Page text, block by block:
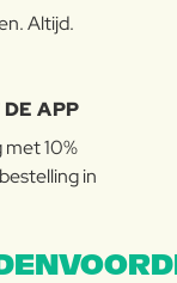
Altijd.
APP
10%
in